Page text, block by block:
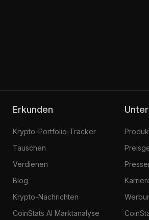
Erkunden
Krypto-Portfolio-Tracker
Tauschen
Verdienen
Blog
Krypto-Nachrichten
CoinStats AI Marktanalyse